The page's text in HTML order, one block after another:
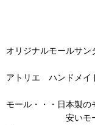
オリジナルモールサ
アトリエ ハンドメイ
モール・・・日本製
安いモールと比